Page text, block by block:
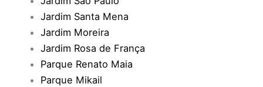
Jardim Santa Mena
Jardim Moreira
Jardim Rosa de França
Parque Renato Maia
Parque Mikail